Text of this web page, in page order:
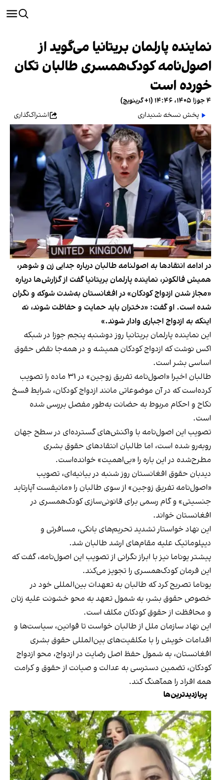
نماینده پارلمان بریتانیا می‌گوید از
اصول‌نامه کودک‌همسری طالبان تکان
خورده است
۴ جوزا ۱۴۰۵، ۱۴:۴۶ (‎+۱ گرینویچ)
پخش نسخه شنیداری
اشتراک‌گذاری
در ادامه انتقادها به اصولنامه طالبان درباره جدایی زن و شوهر،
همیش فالکونر، نماینده پارلمان بریتانیا گفت از گزارش‌ها درباره
«مجاز شدن ازدواج کودکان» در افغانستان به‌شدت شوکه و نگران
شده است. او گفت: «دختران باید حمایت و حفاظت شوند، نه
اینکه به ازدواج اجباری وادار شوند.»
این نماینده پارلمان بریتانیا روز دوشنبه پنجم جوزا در شبکه
اکس نوشت که ازدواج کودکان همیشه و در همه‌جا نقض حقوق
اساسی بشر است.
طالبان اخیرا «اصول‌نامه تفریق زوجین» در ۳۱ ماده را تصویب
کرده‌است که در آن موضوعاتی مانند ازدواج کودکان، شرایط فسخ
نکاح و احکام مربوط به حضانت به‌طور مفصل بررسی شده
است.
تصویب این اصول‌نامه با واکنش‌های گسترده‌ای در سطح جهان
روبه‌رو شده است، اما طالبان انتقادهای حقوق بشری
مطرح‌شده در این باره را «بی‌اهمیت» خوانده‌است.
دیدبان حقوق افغانستان روز شنبه در بیانیه‌ای، تصویب
«اصول‌نامه تفریق زوجین» از سوی طالبان را «مانیفست آپارتاید
جنسیتی» و گام رسمی برای قانونی‌سازی کودک‌همسری در
افغانستان خواند.
این نهاد خواستار تشدید تحریم‌های بانکی، مسافرتی و
دیپلوماتیک علیه مقام‌های ارشد طالبان شد.
پیشتر یوناما نیز با ابراز نگرانی از تصویب این اصول‌نامه، گفت که
این فرمان کودک‌همسری را تجویز می‌کند.
یوناما تصریح کرد که طالبان به تعهدات بین‌المللی خود در
خصوص حقوق بشر، به شمول تعهد به محو خشونت علیه زنان
و محافظت از حقوق کودکان مکلف است.
این نهاد سازمان ملل از طالبان خواست تا قوانین، سیاست‌ها و
اقدامات خویش را با مکلفیت‌های بین‌المللی حقوق بشری
افغانستان، به شمول حفظ اصل رضایت در ازدواج، محو ازدواج
کودکان، تضمین دسترسی به عدالت و صیانت از حقوق و کرامت
همه افراد را همآهنگ کند.
پربازدیدترین‌ها